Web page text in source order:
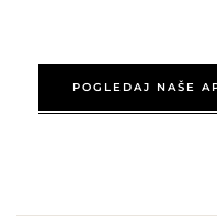
POGLEDAJ NAŠE